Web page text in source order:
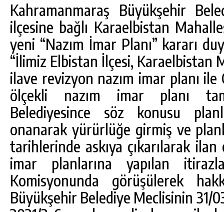
Kahramanmaraş Büyükşehir
ilçesine bağlı Karaelbistan
yeni “Nazım İmar Planı” kararı
“İlimiz Elbistan İlçesi, Karaelbistan
ilave revizyon nazım imar planı
ölçekli nazım imar planı
Belediyesince söz konusu
onanarak yürürlüğe girmiş ve
tarihlerinde askıya çıkarılarak ilan
imar planlarına yapılan
Komisyonunda görüşülerek
Büyükşehir Belediye Meclisinin 31/